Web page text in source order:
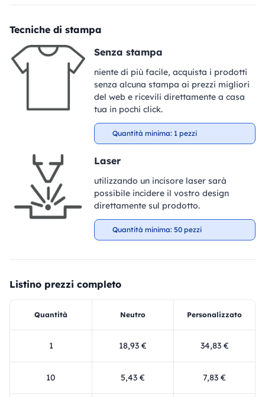
Tecniche di stampa
Senza stampa
niente di più facile, acquista i prodotti
senza alcuna stampa ai prezzi migliori
del web e ricevili direttamente a casa
tua in pochi click.
Quantità minima: 1 pezzi
Laser
utilizzando un incisore laser sarà
possibile incidere il vostro design
direttamente sul prodotto.
Quantità minima: 50 pezzi
Listino prezzi completo
Quantità Neutro Personalizzato
1 18,93 € 34,83 €
10 5,43 € 7,83 €